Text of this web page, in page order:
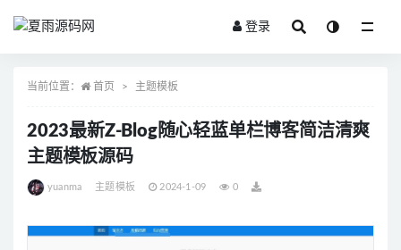
登录
当前位置： 首页 主题模板
2023最新Z-Blog随心轻蓝单栏博客简洁清爽
主题模板源码
yuanma 主题模板 2024-1-09 0